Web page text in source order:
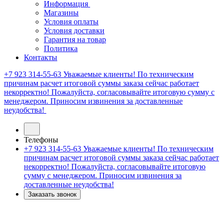
Информация
Магазины
Условия оплаты
Условия доставки
Гарантия на товар
Политика
Контакты
+7 923 314-55-63 Уважаемые клиенты! По техническим
причинам расчет итоговой суммы заказа сейчас работает
некорректно! Пожалуйста, согласовывайте итоговую сумму с
менеджером. Приносим извинения за доставленные
неудобства!
Телефоны
+7 923 314-55-63 Уважаемые клиенты! По техническим
причинам расчет итоговой суммы заказа сейчас работает
некорректно! Пожалуйста, согласовывайте итоговую
сумму с менеджером. Приносим извинения за
доставленные неудобства!
Заказать звонок